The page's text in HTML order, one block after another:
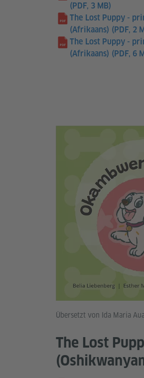
(PDF, 3 MB)
The Lost Puppy -
(Afrikaans) (PDF, 2
The Lost Puppy -
(Afrikaans) (PDF, 6
Übersetzt von Ida Maria
The Lost